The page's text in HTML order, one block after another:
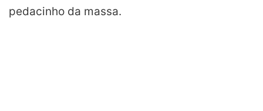
pedacinho da massa.